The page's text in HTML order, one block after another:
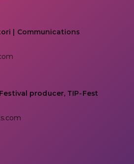
| Communications
producer, TIP-Fest